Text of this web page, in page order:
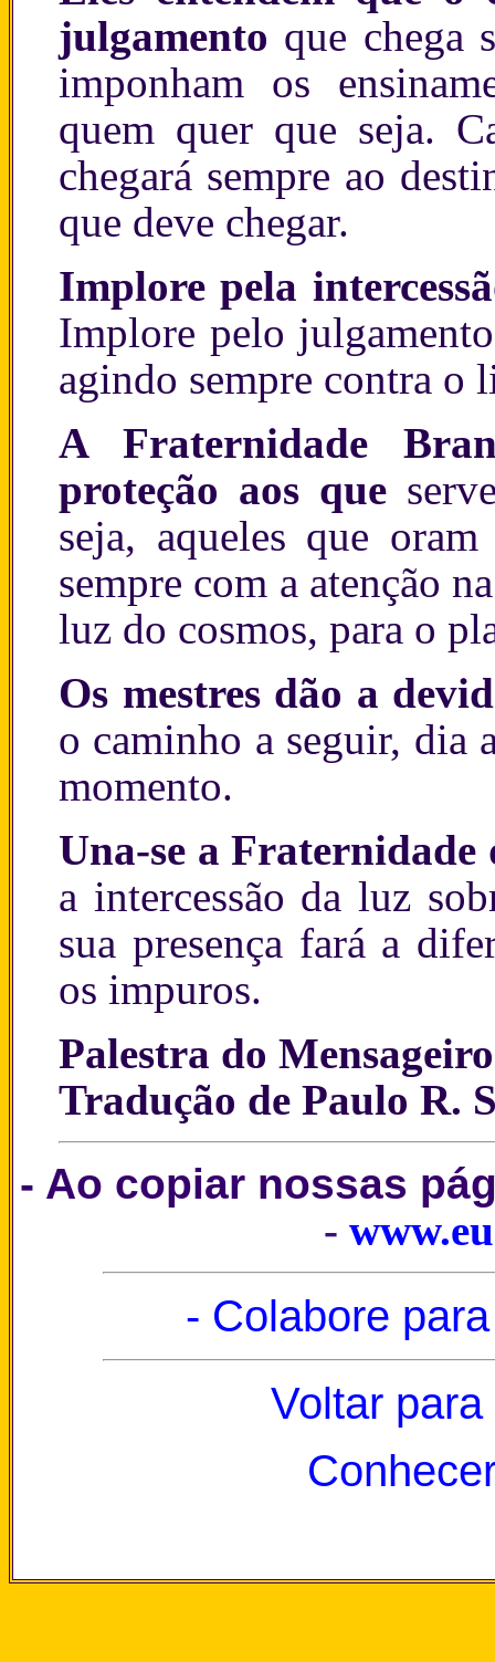
julgamento que chega
imponham os
quem quer que seja.
chegará sempre ao
que deve chegar.
Implore pela
Implore pelo
agindo sempre contra
A Fraternidade
proteção aos que
seja, aqueles que
sempre com a atenção
luz do cosmos, para o
Os mestres dão a
o caminho a seguir, dia
momento.
Una-se a Fraternidade
a intercessão da luz
sua presença fará a
os impuros.
Palestra do
Tradução de Paulo R.
- Ao copiar nossas
-
- Colabore
Voltar